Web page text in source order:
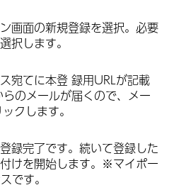
画面の新規登録を選択。必要
択します。
宛てに本登 録用URLが記載
のメールが届くので、メー
クします。
録完了です。続いて登録した
けを開始します。※マイポー
です。